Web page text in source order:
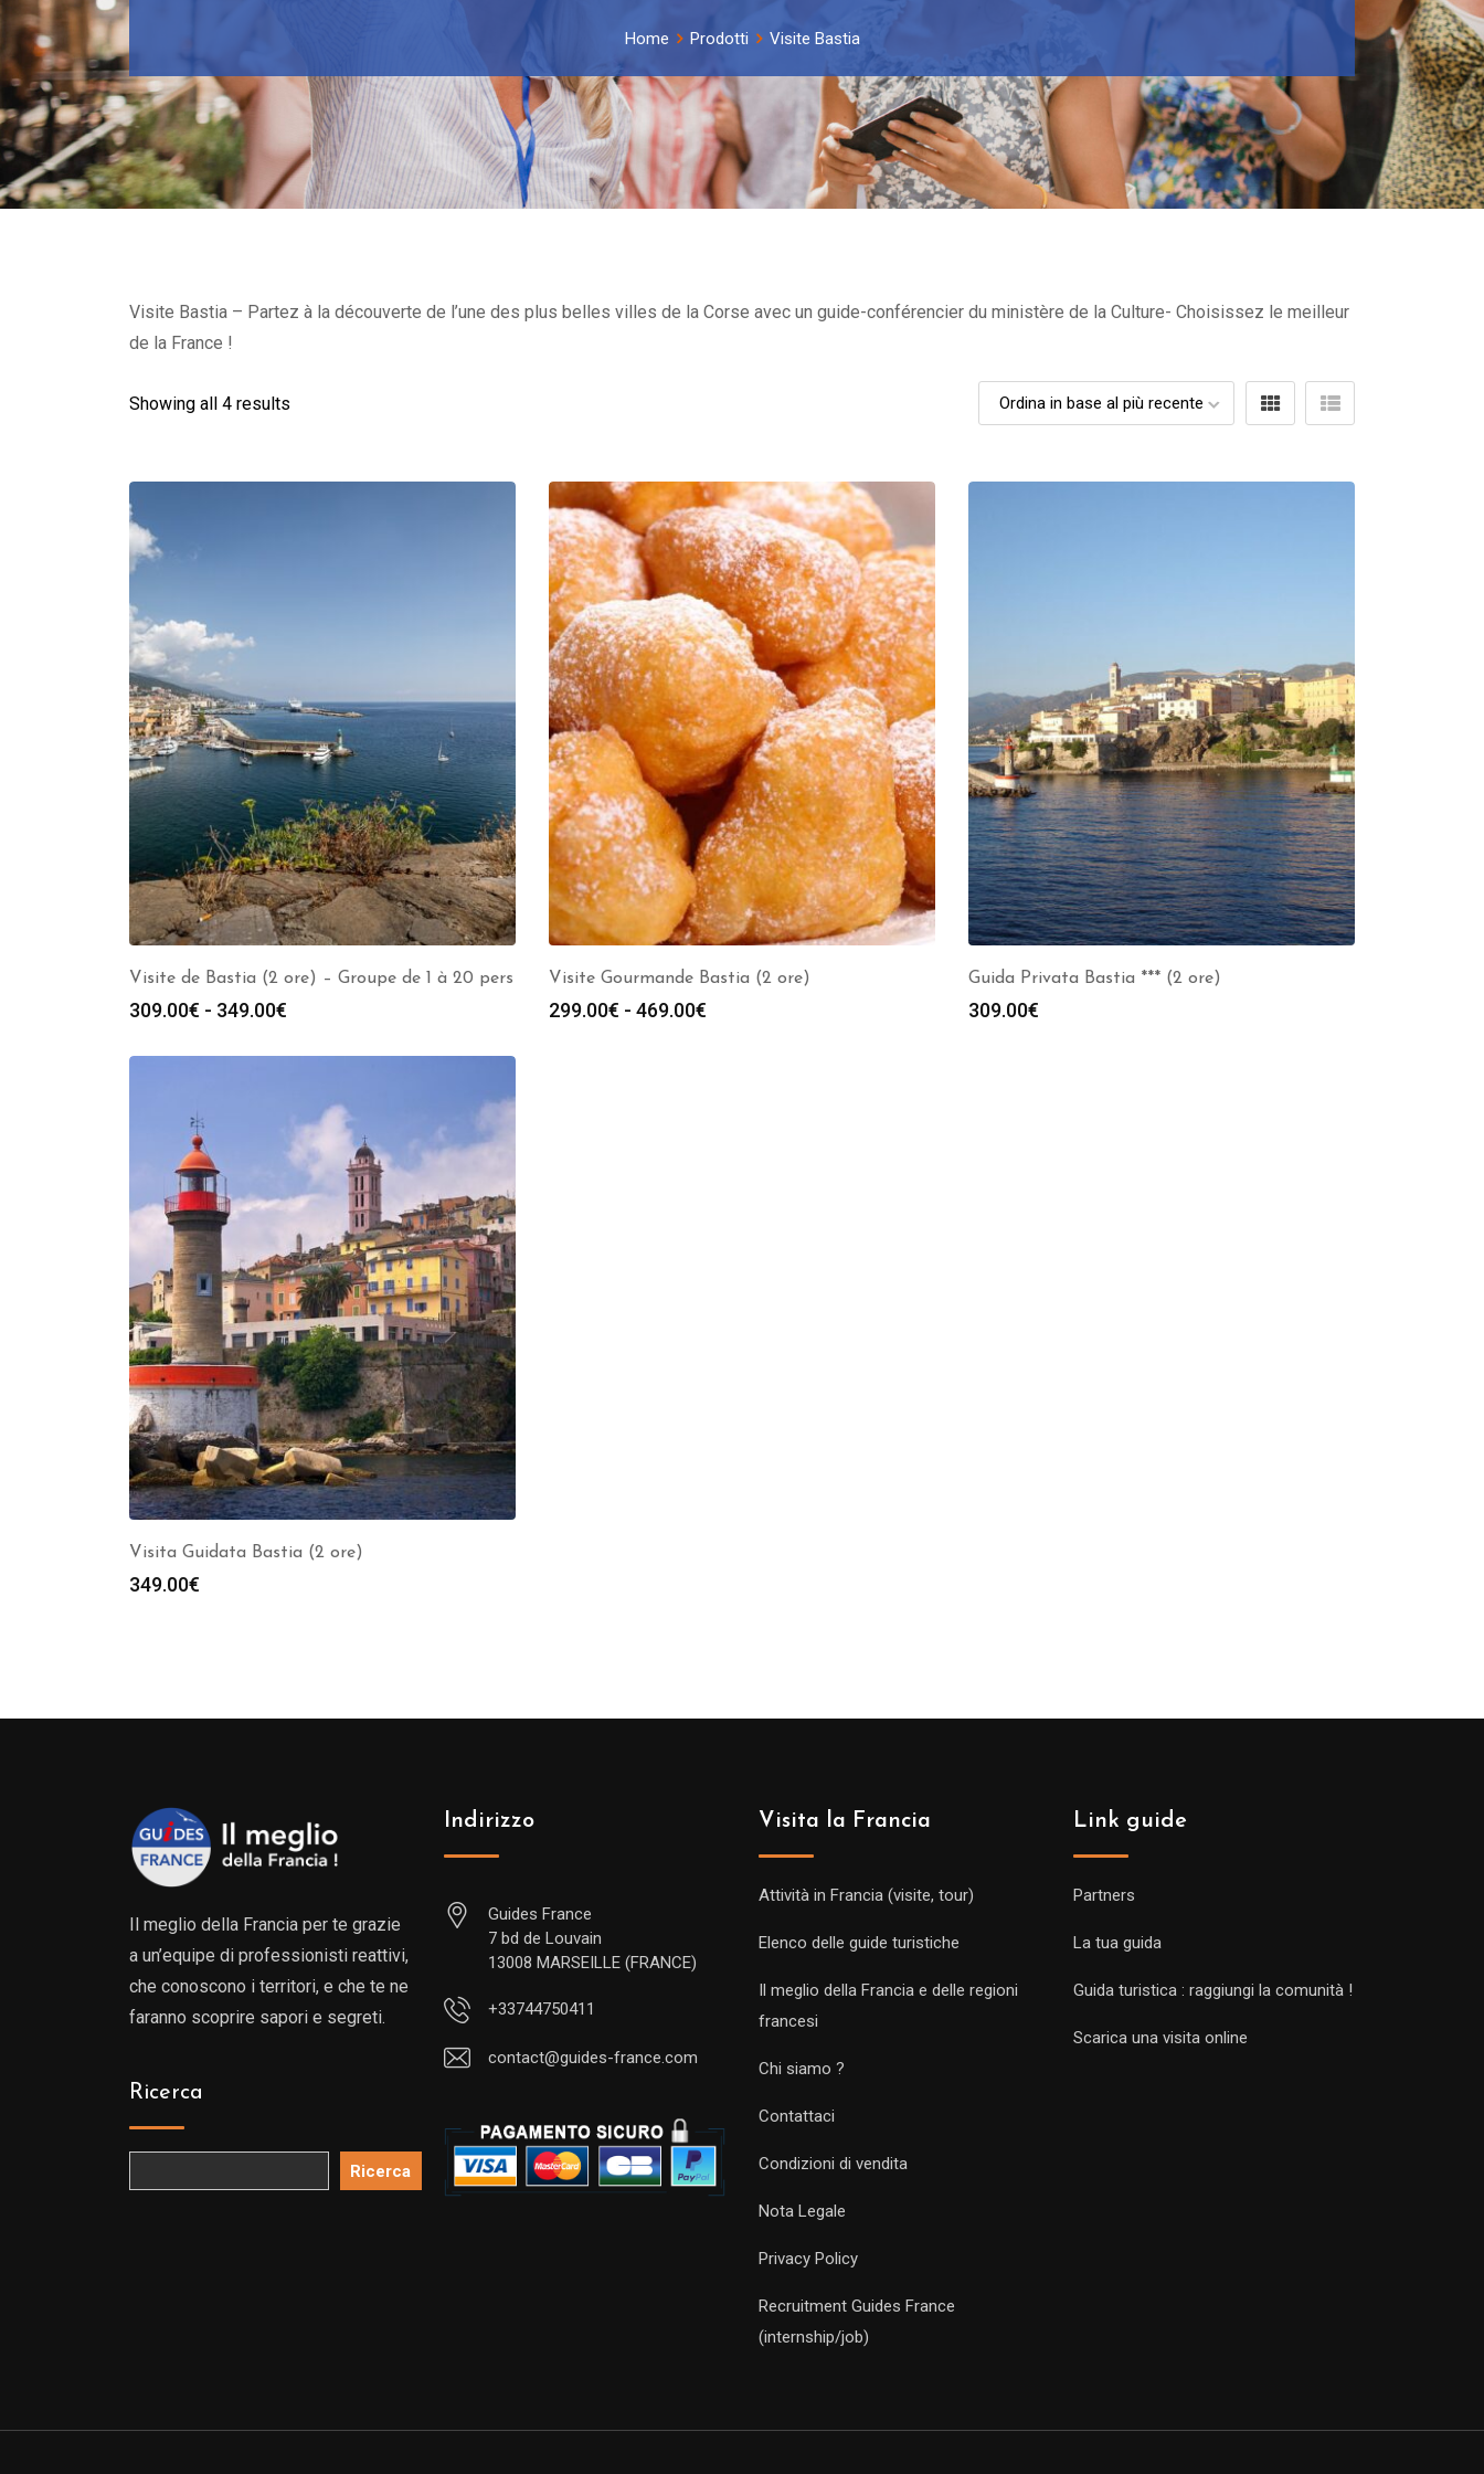
Home Prodotti Visite Bastia
Visite Bastia – Partez à la découverte de l’une des plus belles villes de la Corse avec un guide-conférencier du ministère de la Culture- Choisissez le meilleur
de la France !
Showing all 4 results
Visite de Bastia (2 ore) – Groupe de 1 à 20 pers
309.00€ - 349.00€
prezzo:
309.00€
a
349.00€
Visite Gourmande Bastia (2 ore)
299.00€ - 469.00€
Guida Privata Bastia *** (2 ore)
309.00€
Visita Guidata Bastia (2 ore)
349.00€
Il meglio della Francia per te grazie
a un’equipe di professionisti reattivi,
che conoscono i territori, e che te ne
faranno scoprire sapori e segreti.
Ricerca
Ricerca
Indirizzo
Guides France
7 bd de Louvain
13008 MARSEILLE (FRANCE)
+33744750411
contact@guides-france.com
Visita la Francia
Attività in Francia (visite, tour)
Elenco delle guide turistiche
Il meglio della Francia e delle regioni
francesi
Chi siamo ?
Contattaci
Condizioni di vendita
Nota Legale
Privacy Policy
Recruitment Guides France
(internship/job)
Link guide
Partners
La tua guida
Guida turistica : raggiungi la comunità !
Scarica una visita online